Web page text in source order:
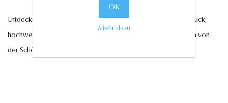
Entdecken Sie jetzt unsere exquisite Auswahl an Diamantschmuck,
hochwertigen Edelsteinen und edlen Perlen und lassen Sie sich von
der Schönheit und Eleganz unserer Kollektionen verzaubern.
OK
Mehr dazu